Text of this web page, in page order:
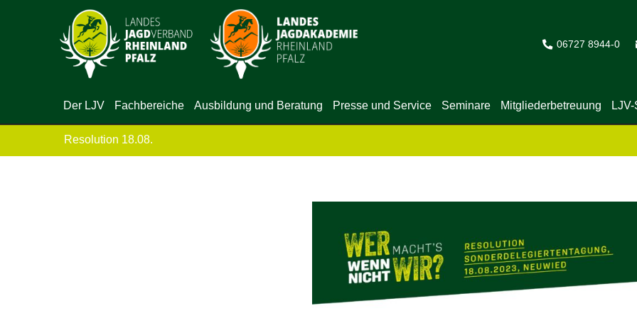
06727 8944-0
Der LJV Fachbereiche Ausbildung und Beratung Presse und Service Seminare Mitgliederbetreuung
Resolution 18.08.